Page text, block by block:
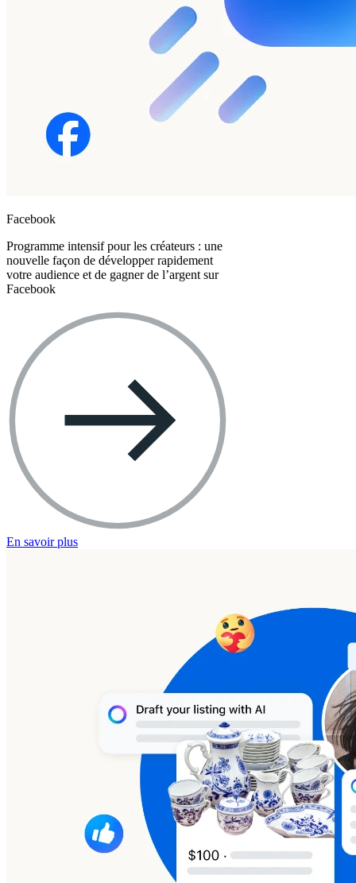
Facebook
Programme intensif pour les créateurs : une
nouvelle façon de développer rapidement
votre audience et de gagner de l’argent sur
Facebook
En savoir plus